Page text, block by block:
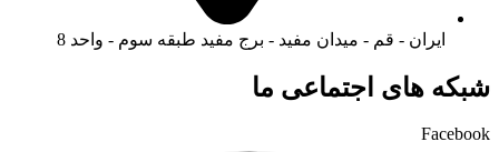
ایران - قم - میدان مفید - برج مفید طبقه سوم - واحد 8
شبکه های اجتماعی ما
Facebook